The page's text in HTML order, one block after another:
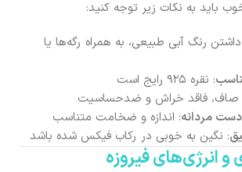
باید به نکات زیر توجه کنید:
رنگ آبی طبیعی، به همراه رگه‌ها یا
: نقره ۹۲۵ رایج است
فاقد خراش و ضدحساسیت
مردانه: اندازه و ضخامت متناسب
: نگین به خوبی در رکاب فیکس شده باشد
انرژی‌های فیروزه